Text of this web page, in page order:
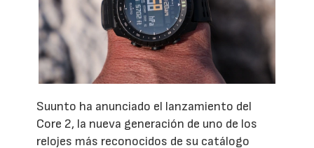
Suunto ha anunciado el lanzamiento del
Core 2, la nueva generación de uno de los
relojes más reconocidos de su catálogo